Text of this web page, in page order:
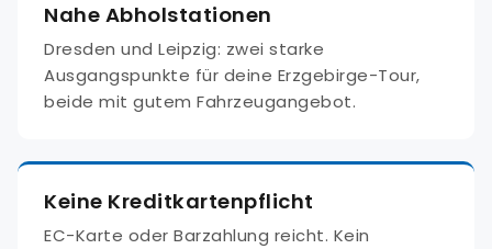
Nahe Abholstationen
Dresden und Leipzig: zwei starke
Ausgangspunkte für deine Erzgebirge-Tour,
beide mit gutem Fahrzeugangebot.
Keine Kreditkartenpflicht
EC-Karte oder Barzahlung reicht. Kein